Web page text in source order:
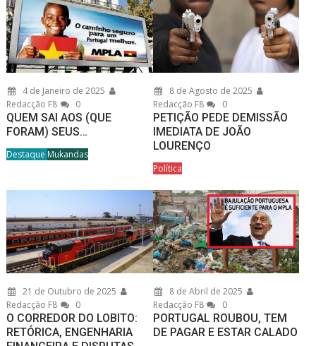
4 de Janeiro de 2025
Redacção F8
0
QUEM SAI AOS (QUE
FORAM) SEUS…
Destaque Mukandas
8 de Agosto de 2025
Redacção F8
0
PETIÇÃO PEDE DEMISSÃO
IMEDIATA DE JOÃO
LOURENÇO
Política
21 de Outubro de 2025
Redacção F8
0
O CORREDOR DO LOBITO:
RETÓRICA, ENGENHARIA
8 de Abril de 2025
Redacção F8
0
PORTUGAL ROUBOU, TEM
DE PAGAR E ESTAR CALADO